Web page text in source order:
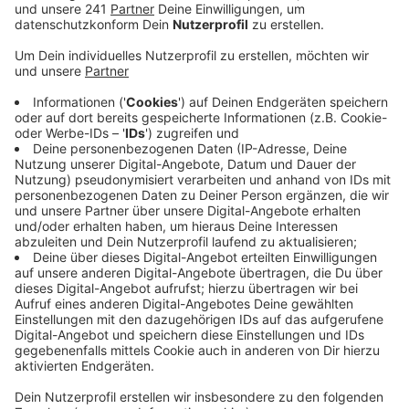
gut in die Partie, besannen sich aber auf ihre
Stärken und drehten auf, sie übernahmen noch vor
der Halbzeit die Führung.
Anzeige
Noch vier Spiele bis zu den Playoffs
Anzeige
Das war auch eine kleine Revanche, denn das Hinspiel
in Braunschweig im November hatten die Baskets
verloren. In einer Woche fahren die Baskets dann nach
Berlin, dann nach Frankfurt. Das letzte Heimspiel im